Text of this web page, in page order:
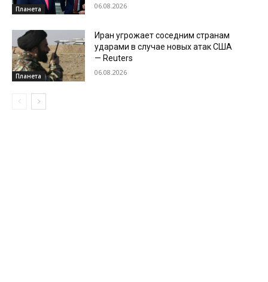
Планета 06.08.2026
Планета
Иран угрожает соседним странам
ударами в случае новых атак США
— Reuters
06.08.2026